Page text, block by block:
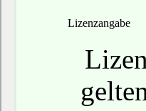
Lizenzangabe